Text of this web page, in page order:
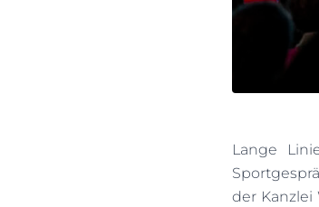
Lange
der